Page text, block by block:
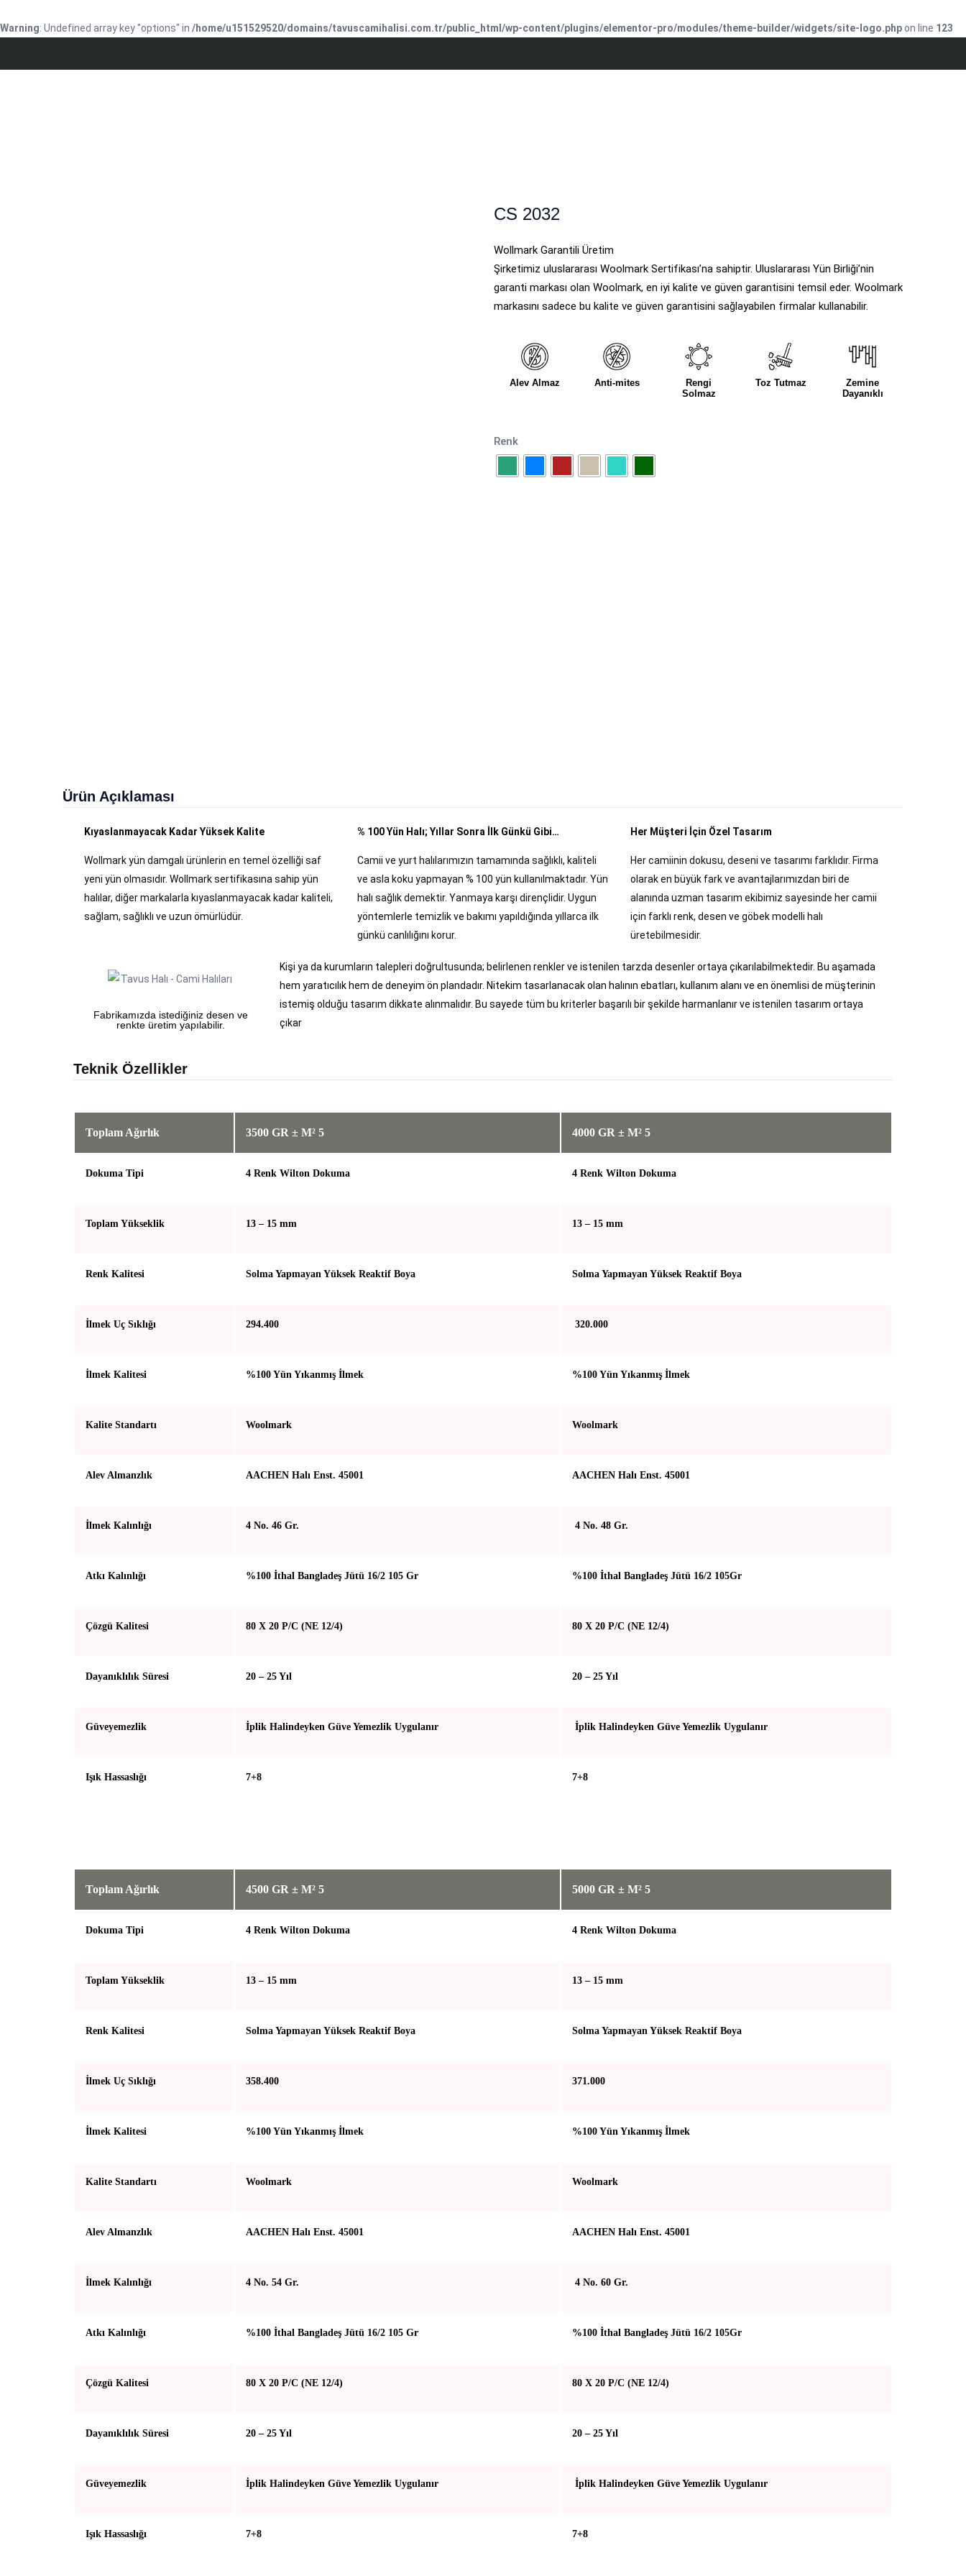
Warning: Undefined array key "options" in /home/u151529520/domains/tavuscamihalisi.com.tr/public_html/wp-content/plugins/elementor-pro/modules/theme-builder/widgets/site-logo.phpon line 123
CS 2032
Wollmark Garantili Üretim
Şirketimiz uluslararası Woolmark Sertifikası’na sahiptir. Uluslararası Yün Birliği’nin
garanti markası olan Woolmark, en iyi kalite ve güven garantisini temsil eder. Woolmark
markasını sadece bu kalite ve güven garantisini sağlayabilen firmalar kullanabilir.
Alev Almaz Anti-mites
Rengi
Solmaz
Toz Tutmaz
Zemine
Dayanıklı
Renk
Ürün Açıklaması
Kıyaslanmayacak Kadar Yüksek Kalite
Wollmark yün damgalı ürünlerin en temel özelliği saf
yeni yün olmasıdır. Wollmark sertifikasına sahip yün
halılar, diğer markalarla kıyaslanmayacak kadar kaliteli,
sağlam, sağlıklı ve uzun ömürlüdür.
% 100 Yün Halı; Yıllar Sonra İlk Günkü Gibi…
Camii ve yurt halılarımızın tamamında sağlıklı, kaliteli
ve asla koku yapmayan % 100 yün kullanılmaktadır. Yün
halı sağlık demektir. Yanmaya karşı dirençlidir. Uygun
yöntemlerle temizlik ve bakımı yapıldığında yıllarca ilk
günkü canlılığını korur.
Her Müşteri İçin Özel Tasarım
Her camiinin dokusu, deseni ve tasarımı farklıdır. Firma
olarak en büyük fark ve avantajlarımızdan biri de
alanında uzman tasarım ekibimiz sayesinde her camii
için farklı renk, desen ve göbek modelli halı
üretebilmesidir.
Fabrikamızda istediğiniz desen ve
renkte üretim yapılabilir.
Kişi ya da kurumların talepleri doğrultusunda; belirlenen renkler ve istenilen tarzda desenler ortaya çıkarılabilmektedir. Bu aşamada
hem yaratıcılık hem de deneyim ön plandadır. Nitekim tasarlanacak olan halının ebatları, kullanım alanı ve en önemlisi de müşterinin
istemiş olduğu tasarım dikkate alınmalıdır. Bu sayede tüm bu kriterler başarılı bir şekilde harmanlanır ve istenilen tasarım ortaya
çıkar
Teknik Özellikler
Toplam Ağırlık 3500 GR ± M² 5 4000 GR ± M² 5
Dokuma Tipi 4 Renk Wilton Dokuma 4 Renk Wilton Dokuma
Toplam Yükseklik 13 – 15 mm 13 – 15 mm
Renk Kalitesi Solma Yapmayan Yüksek Reaktif Boya Solma Yapmayan Yüksek Reaktif Boya
İlmek Uç Sıklığı 294.400 320.000
İlmek Kalitesi %100 Yün Yıkanmış İlmek %100 Yün Yıkanmış İlmek
Kalite Standartı Woolmark Woolmark
Alev Almanzlık AACHEN Halı Enst. 45001 AACHEN Halı Enst. 45001
İlmek Kalınlığı 4 No. 46 Gr. 4 No. 48 Gr.
Atkı Kalınlığı %100 İthal Bangladeş Jütü 16/2 105 Gr %100 İthal Bangladeş Jütü 16/2 105Gr
Çözgü Kalitesi 80 X 20 P/C (NE 12/4) 80 X 20 P/C (NE 12/4)
Dayanıklılık Süresi 20 – 25 Yıl 20 – 25 Yıl
Güveyemezlik İplik Halindeyken Güve Yemezlik Uygulanır İplik Halindeyken Güve Yemezlik Uygulanır
Işık Hassaslığı 7+8 7+8
Toplam Ağırlık 4500 GR ± M² 5 5000 GR ± M² 5
Dokuma Tipi 4 Renk Wilton Dokuma 4 Renk Wilton Dokuma
Toplam Yükseklik 13 – 15 mm 13 – 15 mm
Renk Kalitesi Solma Yapmayan Yüksek Reaktif Boya Solma Yapmayan Yüksek Reaktif Boya
İlmek Uç Sıklığı 358.400 371.000
İlmek Kalitesi %100 Yün Yıkanmış İlmek %100 Yün Yıkanmış İlmek
Kalite Standartı Woolmark Woolmark
Alev Almanzlık AACHEN Halı Enst. 45001 AACHEN Halı Enst. 45001
İlmek Kalınlığı 4 No. 54 Gr. 4 No. 60 Gr.
Atkı Kalınlığı %100 İthal Bangladeş Jütü 16/2 105 Gr %100 İthal Bangladeş Jütü 16/2 105Gr
Çözgü Kalitesi 80 X 20 P/C (NE 12/4) 80 X 20 P/C (NE 12/4)
Dayanıklılık Süresi 20 – 25 Yıl 20 – 25 Yıl
Güveyemezlik İplik Halindeyken Güve Yemezlik Uygulanır İplik Halindeyken Güve Yemezlik Uygulanır
Işık Hassaslığı 7+8 7+8